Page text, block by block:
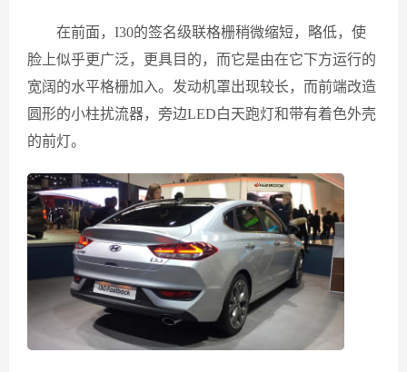
在前面，I30的签名级联格栅稍微缩短，略低，使
脸上似乎更广泛，更具目的，而它是由在它下方运行的
宽阔的水平格栅加入。发动机罩出现较长，而前端改造
圆形的小柱扰流器，旁边LED白天跑灯和带有着色外壳
的前灯。